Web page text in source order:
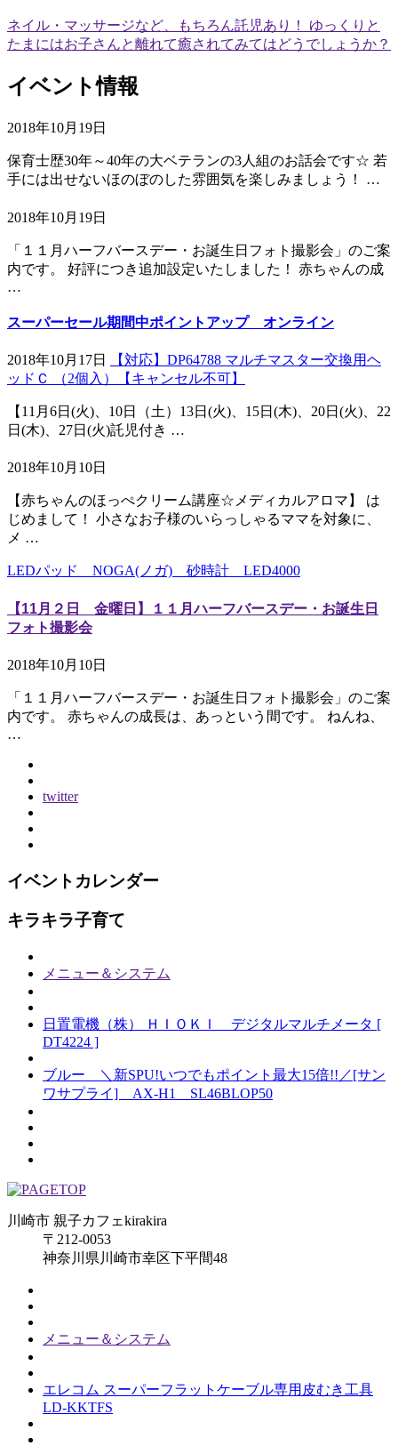
ネイル・マッサージなど、もちろん託児あり！ ゆっくりと
たまにはお子さんと離れて癒されてみてはどうでしょうか？
イベント情報
2018年10月19日
保育士歴30年～40年の大ベテランの3人組のお話会です☆ 若
手には出せないほのぼのした雰囲気を楽しみましょう！ …
2018年10月19日
「１１月ハーフバースデー・お誕生日フォト撮影会」のご案
内です。 好評につき追加設定いたしました！ 赤ちゃんの成
…
スーパーセール期間中ポイントアップ オンライン
2018年10月17日
【対応】DP64788 マルチマスター交換用ヘ
ッドＣ （2個入）【キャンセル不可】
【11月6日(火)、10日（土）13日(火)、15日(木)、20日(火)、22
日(木)、27日(火)託児付き …
2018年10月10日
【赤ちゃんのほっぺクリーム講座☆メディカルアロマ】 は
じめまして！ 小さなお子様のいらっしゃるママを対象に、
メ …
LEDパッド NOGA(ノガ) 砂時計 LED4000
【11月２日 金曜日】１１月ハーフバースデー・お誕生日
フォト撮影会
2018年10月10日
「１１月ハーフバースデー・お誕生日フォト撮影会」のご案
内です。 赤ちゃんの成長は、あっという間です。 ねんね、
…
twitter
イベントカレンダー
キラキラ子育て
メニュー＆システム
日置電機（株） ＨＩＯＫＩ デジタルマルチメータ [
DT4224 ]
ブルー ＼新SPU!いつでもポイント最大15倍!!／[サン
ワサプライ] AX-H1 SL46BLOP50
川崎市 親子カフェkirakira
〒212-0053
神奈川県川崎市幸区下平間48
メニュー＆システム
エレコム スーパーフラットケーブル専用皮むき工具
LD-KKTFS